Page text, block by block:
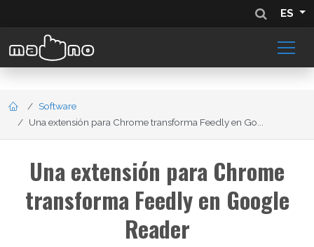
ES
Software
Una extensión para Chrome transforma Feedly en Go...
Una extensión para Chrome
transforma Feedly en Google
Reader